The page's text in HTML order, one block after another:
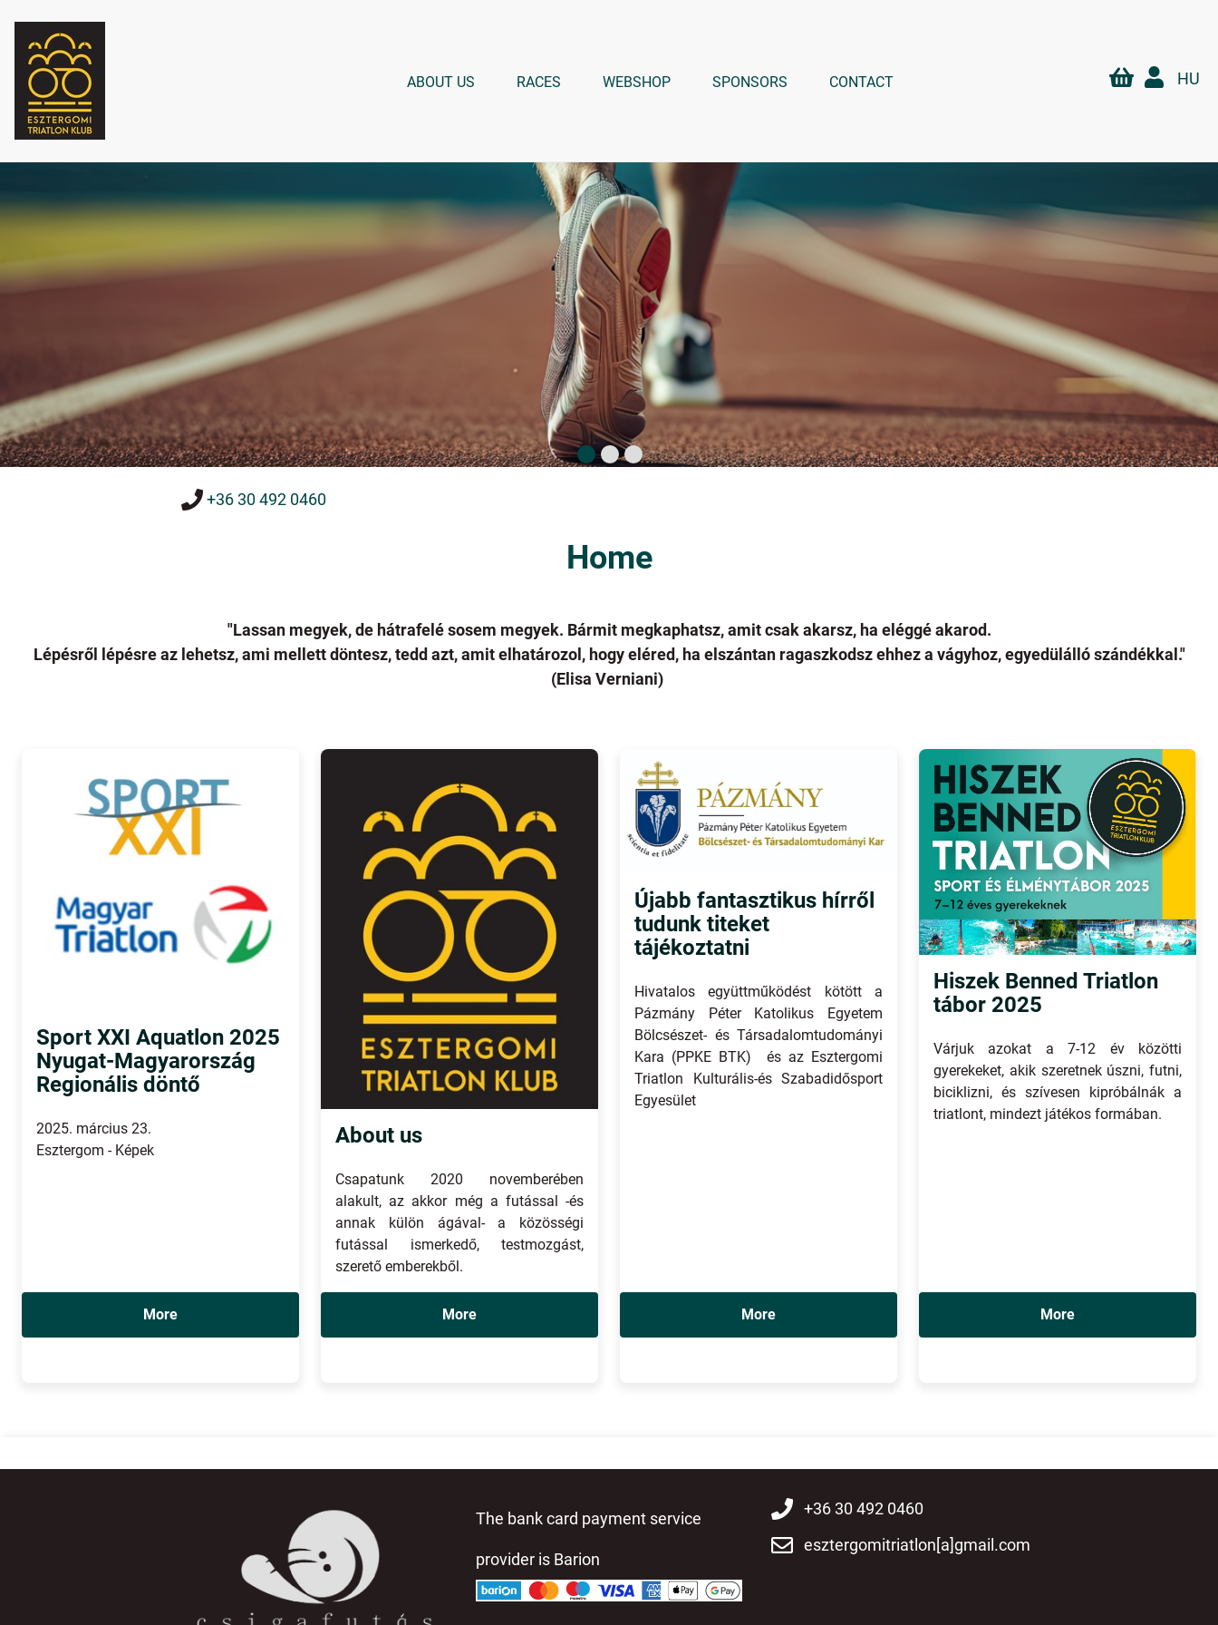
ABOUT US RACES WEBSHOP SPONSORS CONTACT HU
+36 30 492 0460
Home
"Lassan megyek, de hátrafelé sosem megyek. Bármit megkaphatsz, amit csak akarsz, ha eléggé akarod.
Lépésről lépésre az lehetsz, ami mellett döntesz, tedd azt, amit elhatározol, hogy eléred, ha elszántan ragaszkodsz ehhez a vágyhoz, egyedülálló szándékkal."
(Elisa Verniani)
Sport XXI Aquatlon 2025
Nyugat-Magyarország
Regionális döntő
2025. március 23.
Esztergom - Képek
More
About us
Csapatunk 2020 novemberében
alakult, az akkor még a futással -és
annak külön ágával- a közösségi
futással ismerkedő, testmozgást,
szerető emberekből.
More
Újabb fantasztikus hírről
tudunk titeket
tájékoztatni
Hivatalos együttműködést kötött a
Pázmány Péter Katolikus Egyetem
Bölcsészet- és Társadalomtudományi
Kara (PPKE BTK) és az Esztergomi
Triatlon Kulturális-és Szabadidősport
Egyesület
More
Hiszek Benned Triatlon
tábor 2025
Várjuk azokat a 7-12 év közötti
gyerekeket, akik szeretnek úszni, futni,
biciklizni, és szívesen kipróbálnák a
triatlont, mindezt játékos formában.
More
The bank card payment service
provider is Barion
+36 30 492 0460
esztergomitriatlon[a]gmail.com